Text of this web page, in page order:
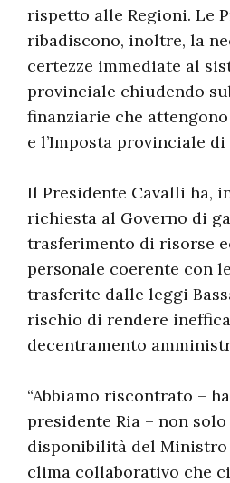
rispetto alle Regioni. Le
ribadiscono, inoltre, la
certezze immediate al
provinciale chiudendo
finanziarie che attengono
e l’Imposta provinciale
Il Presidente Cavalli ha,
richiesta al Governo di
trasferimento di risorse
personale coerente con
trasferite dalle leggi
rischio di rendere
decentramento
“Abbiamo riscontrato –
presidente Ria – non
disponibilità del Ministro
clima collaborativo che